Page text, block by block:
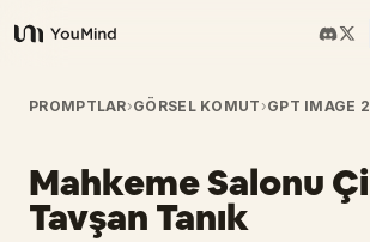
YouMind
Genel Bakış
Kullanım Senaryoları
PROMPTLAR›GÖRSEL KOMUT ›GPT IMAGE 2
Mahkeme Salonu
Tavşan Tanık